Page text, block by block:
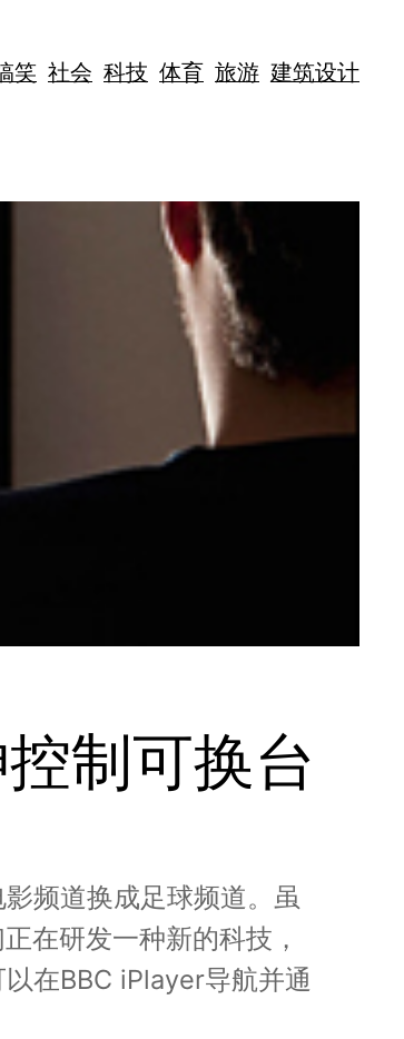
笑 社会 科技 体育 旅游 建筑设计
制可换台
频道换成足球频道。虽
在研发一种新的科技，
在BBC iPlayer导航并通